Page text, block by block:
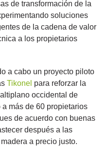
de transformación de la
soluciones
de la cadena de valor
a los propietarios
a cabo un proyecto piloto
Tikonel para reforzar la
occidental de
más de 60 propietarios
de acuerdo con buenas
después a las
a precio justo.